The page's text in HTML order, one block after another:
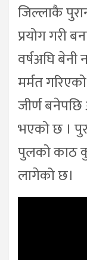
जिल्लाकै
प्रयोग गरी
वर्षअघि
मर्मत
जीर्ण
भएको छ ।
पुलको काठ
लागेको छ।